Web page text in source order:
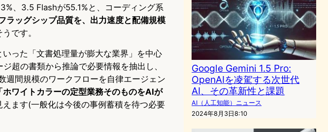
、3.5 Flashが55.1%と、コーディング系
ラッグシップ品質を、出力速度と配備規模
です。
った「文書処理量が膨大な業界」を中心
超の書類から推論で必要情報を抽出し、
週間規模のワークフローを自律エージェン
ホワイトカラーの定型業務そのものをAIが
ます(一般化は今後の事例蓄積を待つ必要
Google Gemini 1.5 Pro:
OpenAIを凌駕する次世代
AI、その革新性と課題
AI（人工知能）ニュース
2024年8月3日8:10